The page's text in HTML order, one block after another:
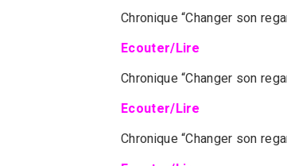
Chronique “Changer son
Ecouter/Lire
Chronique “Changer son
Ecouter/Lire
Chronique “Changer son